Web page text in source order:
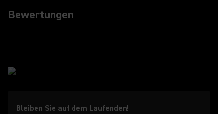
Bewertungen
Bleiben Sie auf dem Laufenden!